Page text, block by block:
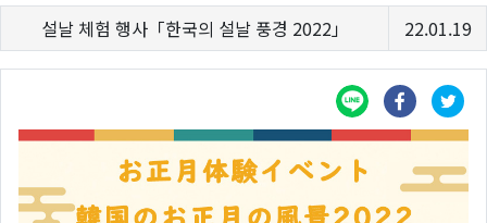
설날 체험 행사「한국의 설날 풍경 2022」 22.01.19